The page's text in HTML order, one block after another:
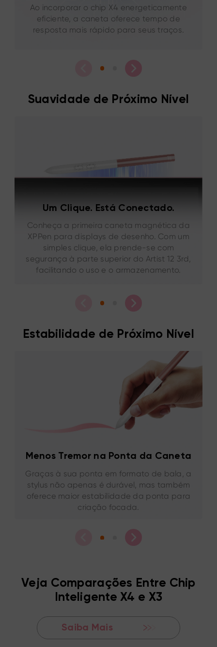
Ao incorporar o chip X4 energeticamente
eficiente, a caneta oferece tempo de
resposta mais rápido para seus traços.
Suavidade de Próximo Nível
Um Clique. Está Conectado.
Conheça a primeira caneta magnética da
XPPen para displays de desenho. Com um
simples clique, ela prende-se com
segurança à parte superior do Artist 12 3rd,
facilitando o uso e o armazenamento.
Estabilidade de Próximo Nível
Menos Tremor na Ponta da Caneta
Graças à sua ponta em formato de bala, a
stylus não apenas é durável, mas também
oferece maior estabilidade da ponta para
criação focada.
Veja Comparações Entre Chip
Inteligente X4 e X3
Saiba Mais